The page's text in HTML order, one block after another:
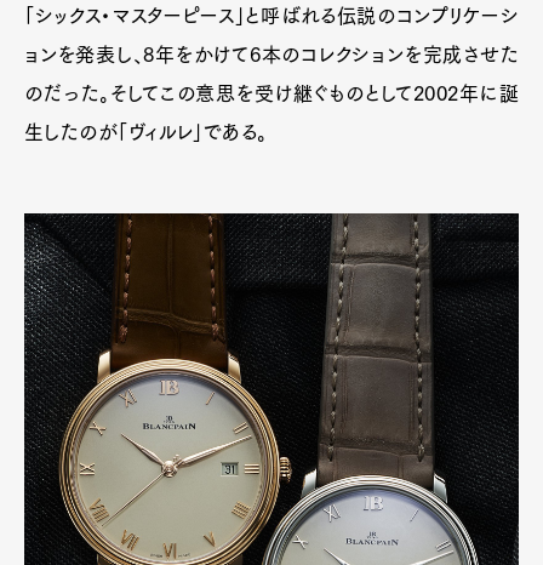
「シックス・マスターピース」と呼ばれる伝説のコンプリケーシ
ョンを発表し、8年をかけて6本のコレクションを完成させた
のだった。そしてこの意思を受け継ぐものとして2002年に誕
生したのが「ヴィルレ」である。